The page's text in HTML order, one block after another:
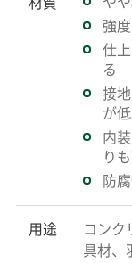
強
仕
る
接
が
内
り
防
用途
コンク
具材、